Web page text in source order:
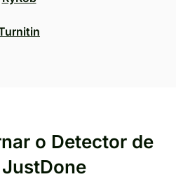
o Detector de